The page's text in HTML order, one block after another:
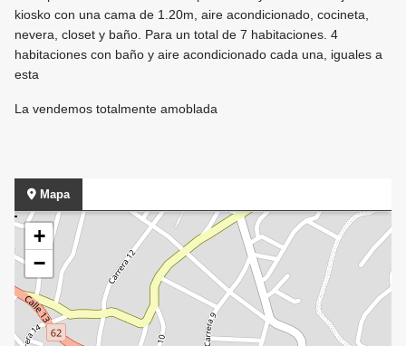
kiosko con una cama de 1.20m, aire acondicionado, cocineta,
nevera, closet y baño. Para un total de 7 habitaciones. 4
habitaciones con baño y aire acondicionado cada una, iguales a
esta
La vendemos totalmente amoblada
Mapa
+
−